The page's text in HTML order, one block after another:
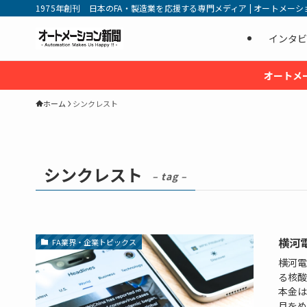
1975年創刊 日本のFA・製造業を応援する専門メディア | オートメー
インタ
オートメ
ホーム シンクレスト
シンクレスト – tag –
FA業界・企業トピックス 横河
横河
る核
本金